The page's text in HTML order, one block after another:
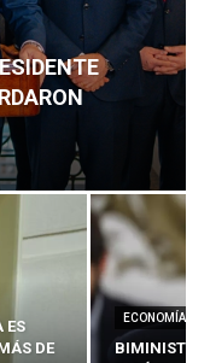
ES
DE
ECONOMÍA
BIMINISTRO